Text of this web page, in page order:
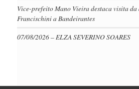
Vice-prefeito Mano Vieira destaca visita
Francischini a Bandeirantes
07/08/2026 – ELZA SEVERINO SOARES